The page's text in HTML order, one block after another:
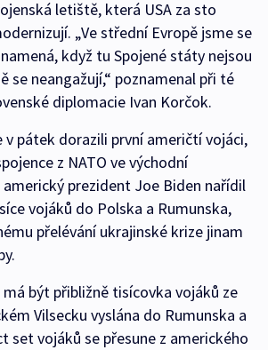
letiště, která USA za sto
„Ve střední Evropě jsme se
když tu Spojené státy nejsou
se neangažují,“ poznamenal při té
diplomacie Ivan Korčok.
v pátek dorazili první američtí vojáci,
z NATO ve východní
americký prezident Joe Biden nařídil
vojáků do Polska a Rumunska,
přelévání ukrajinské krize jinam
být přibližně tisícovka vojáků ze
Vilsecku vyslána do Rumunska a
set vojáků se přesune z amerického